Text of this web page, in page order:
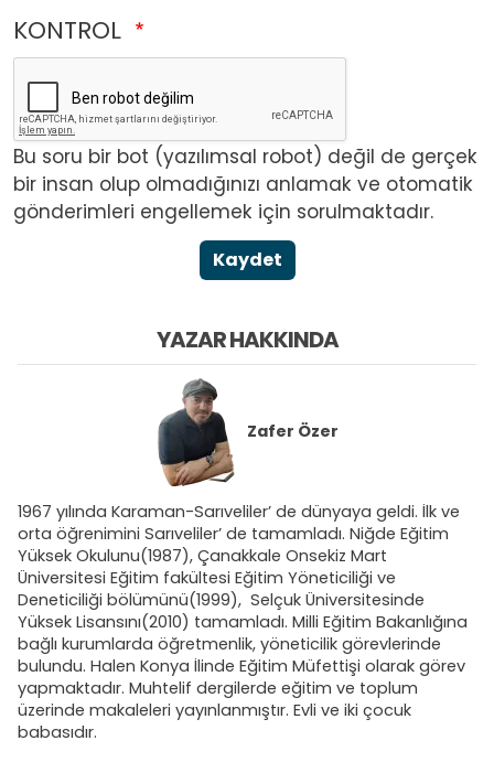
KONTROL
Bu soru bir bot (yazılımsal robot) değil de gerçek
bir insan olup olmadığınızı anlamak ve otomatik
gönderimleri engellemek için sorulmaktadır.
Kaydet
YAZAR HAKKINDA
Zafer Özer
1967 yılında Karaman-Sarıveliler’ de dünyaya geldi. İlk ve
orta öğrenimini Sarıveliler’ de tamamladı. Niğde Eğitim
Yüksek Okulunu(1987), Çanakkale Onsekiz Mart
Üniversitesi Eğitim fakültesi Eğitim Yöneticiliği ve
Deneticiliği bölümünü(1999), Selçuk Üniversitesinde
Yüksek Lisansını(2010) tamamladı. Milli Eğitim Bakanlığına
bağlı kurumlarda öğretmenlik, yöneticilik görevlerinde
bulundu. Halen Konya İlinde Eğitim Müfettişi olarak görev
yapmaktadır. Muhtelif dergilerde eğitim ve toplum
üzerinde makaleleri yayınlanmıştır. Evli ve iki çocuk
babasıdır.